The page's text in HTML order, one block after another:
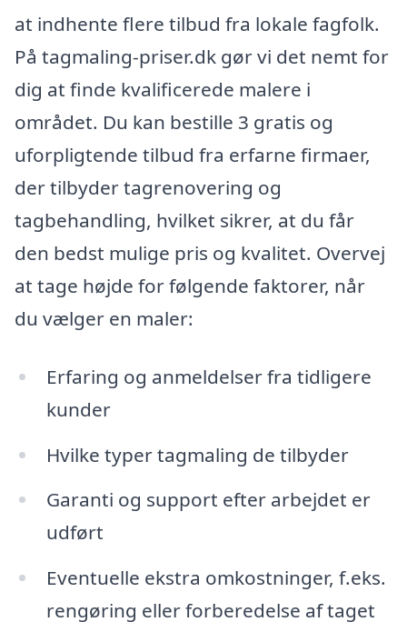
at indhente flere tilbud fra lokale fagfolk.
På tagmaling-priser.dk gør vi det nemt for
dig at finde kvalificerede malere i
området. Du kan bestille 3 gratis og
uforpligtende tilbud fra erfarne firmaer,
der tilbyder tagrenovering og
tagbehandling, hvilket sikrer, at du får
den bedst mulige pris og kvalitet. Overvej
at tage højde for følgende faktorer, når
du vælger en maler:
Erfaring og anmeldelser fra tidligere
kunder
Hvilke typer tagmaling de tilbyder
Garanti og support efter arbejdet er
udført
Eventuelle ekstra omkostninger, f.eks.
rengøring eller forberedelse af taget